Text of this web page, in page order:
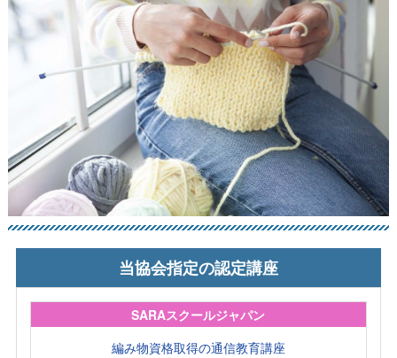
当協会指定の認定講座
SARAスクールジャパン
編み物資格取得の通信教育講座